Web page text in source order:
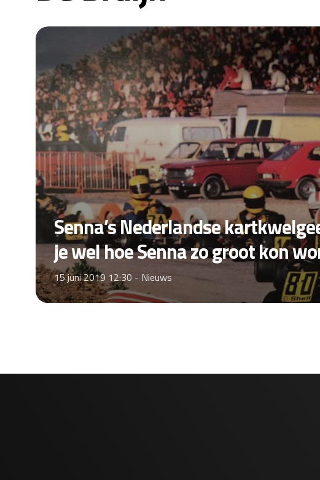
Senna’s Nederlandse
je wel hoe Senna zo groot kon
15 juni 2019 12:30 - Nieuws